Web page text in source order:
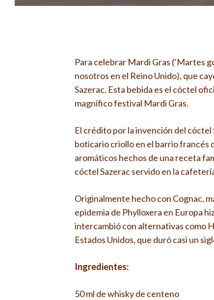
Para celebrar Mardi Gras (‘Martes
nosotros en el Reino Unido), que
Sazerac. Esta bebida es el cóctel
magnífico festival Mardi Gras.
El crédito por la invención del
boticario criollo en el barrio francés
aromáticos hechos de una receta
cóctel Sazerac servido en la
Originalmente hecho con Cognac,
epidemia de Phylloxera en Europa
intercambió con alternativas como
Estados Unidos, que duró casi un
Ingredientes:
50 ml de whisky de centeno